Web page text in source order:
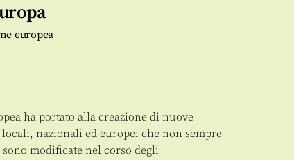
europea
ha portato alla creazione di nuove
nazionali ed europei che non sempre
modificate nel corso degli